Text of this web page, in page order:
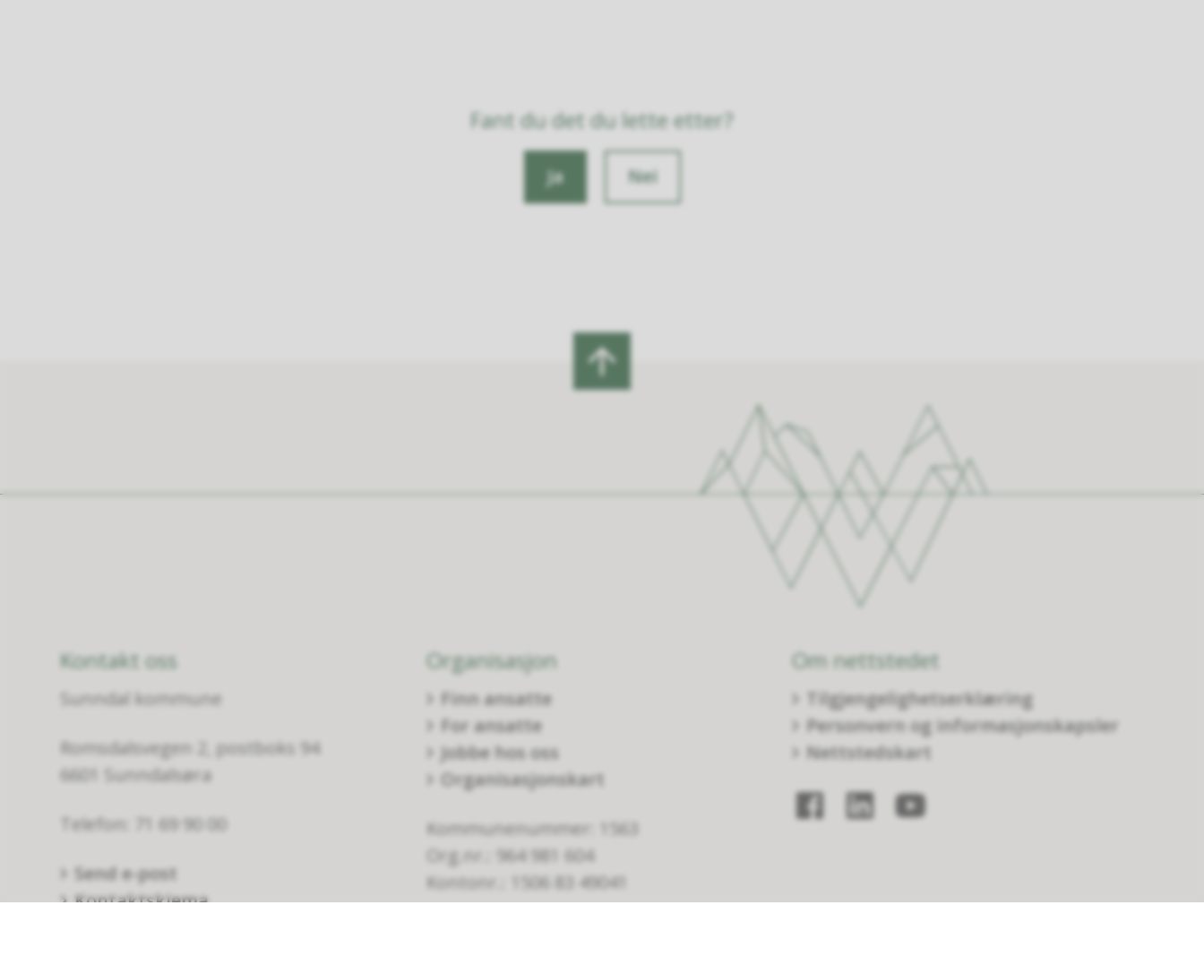
Fant du det du lette etter?
Ja Nei
Kontakt oss
Sunndal kommune
Romsdalsvegen 2, postboks 94
6601 Sunndalsøra
Telefon: 71 69 90 00
Send e-post
Kontaktskjema
Organisasjon
Finn ansatte
For ansatte
Jobbe hos oss
Organisasjonskart
Kommunenummer: 1563
Org.nr.: 964 981 604
Kontonr.: 1506 83 49041
Om nettstedet
Tilgjengelighetserklæring
Personvern og informasjonskapsler
Nettstedskart